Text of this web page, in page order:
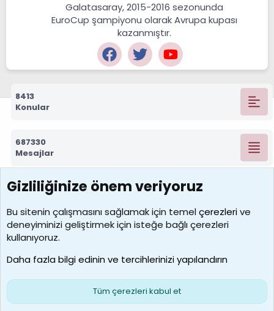
Galatasaray, 2015-2016 sezonunda
EuroCup şampiyonu olarak Avrupa kupası
kazanmıştır.
8413
Konular
687330
Mesajlar
7390
Kullanıcılar
MosesBrownHayranı
Son üye
Çerezler
S
Gizliliğinize önem veriyoruz
Bu sitenin çalışmasını sağlamak için temelçerezlerive
deneyiminizi geliştirmek için isteğe bağlı çerezleri
kullanıyoruz.
Daha fazla bilgi edinin ve tercihlerinizi yapılandırın
Tüm çerezleri kabul et